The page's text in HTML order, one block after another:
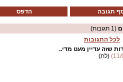
הדפס תגובה
(1 תגובות)
לכל התגובות
שזה עדיין מעט מדי..
(לת)